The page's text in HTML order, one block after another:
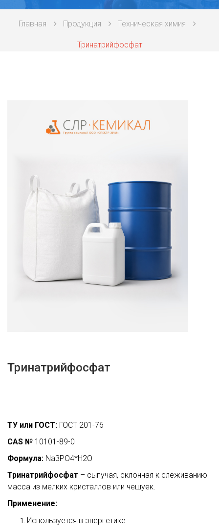
Стандарт-титры
Главная Продукция Техническая химия
Тринатрийфосфат
Тринатрийфосфат
ТУ или ГОСТ: ГОСТ 201-76
CAS № 10101-89-0
Формула: Na3PO4*H2O
Тринатрийфосфат – сыпучая, склонная к слеживанию
масса из мелких кристаллов или чешуек.
Применение:
Используется в энергетике